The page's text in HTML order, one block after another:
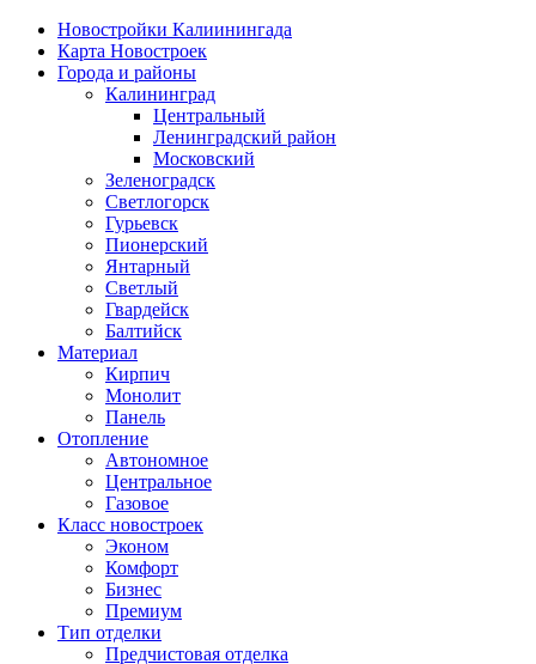
Новостройки Калиинингада
Карта Новостроек
Города и районы
Калининград
Центральный
Ленинградский район
Московский
Зеленоградск
Светлогорск
Гурьевск
Пионерский
Янтарный
Светлый
Гвардейск
Балтийск
Материал
Кирпич
Монолит
Панель
Отопление
Автономное
Центральное
Газовое
Класс новостроек
Эконом
Комфорт
Бизнес
Премиум
Тип отделки
Предчистовая отделка